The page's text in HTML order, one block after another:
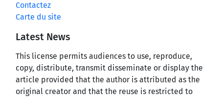
Contactez
Carte du site
Latest News
This license permits audiences to use, reproduce,
copy, distribute, transmit disseminate or display the
article provided that the author is attributed as the
original creator and that the reuse is restricted to